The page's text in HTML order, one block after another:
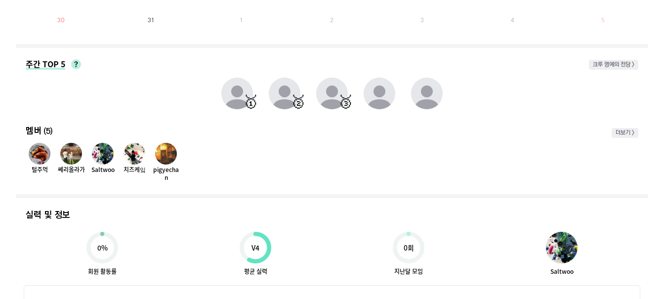
30 31 1 2 3 4 5
주간 TOP 5 크루 명예의 전당 >
매주 월요일부터 일요일까지 가장 클라이밍 시간이 많은 유저를 실시간으로 반영.
동점자 처리방식 : 클라이밍 횟수가 많은 순
🥇 🥈 🥉
멤버 (5) 더보기 >
털주먹 쎄리올라가 Saltwoo 치즈케잌
pigyecha
n
실력 및 정보
0%
회원 활동률
V4
평균 실력
0회
지난달 모임 Saltwoo